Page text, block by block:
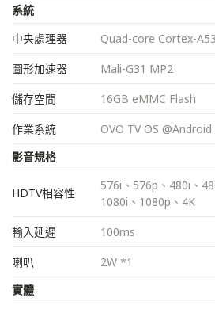
系統
中央處理器
Quad-core Cortex-
圖形加速器
Mali-G31 MP2
儲存空間
16GB eMMC Flash
作業系統
OVO TV OS @Android
影音規格
HDTV相容性
576i、576p、480i、
1080i、1080p、4K
輸入延遲
100ms
喇叭
2W *1
實體